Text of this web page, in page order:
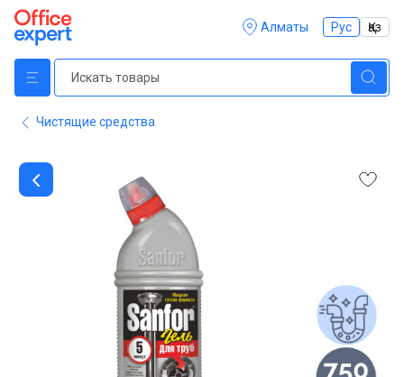
Алматы Рус Қаз
Чистящие средства